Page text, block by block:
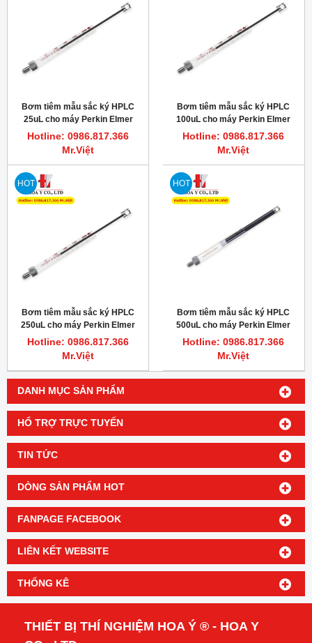
DANH MỤC SẢN PHẨM
HỔ TRỢ TRỰC TUYẾN
TIN TỨC
DÒNG SẢN PHẨM HOT
FANPAGE FACEBOOK
LIÊN KẾT WEBSITE
THỐNG KÊ
Bơm tiêm mẫu sắc ký HPLC
25uL cho máy Perkin Elmer
Series 225 LC Autosampler,
Hamilton 62161-01
Hotline: 0986.817.366
Mr.Việt
Bơm tiêm mẫu sắc ký HPLC
100uL cho máy Perkin Elmer
Series 225 LC Autosampler,
Hamilton 54658-01
Hotline: 0986.817.366
Mr.Việt
HOT
Bơm tiêm mẫu sắc ký HPLC
250uL cho máy Perkin Elmer
Series 225 LC Autosampler,
Hamilton 54659-01
Hotline: 0986.817.366
Mr.Việt
HOT
Bơm tiêm mẫu sắc ký HPLC
500uL cho máy Perkin Elmer
Series 225 LC Autosampler,
Hamilton 54660-01
Hotline: 0986.817.366
Mr.Việt
THIẾT BỊ THÍ NGHIỆM HOA Ý ® - HOA Y